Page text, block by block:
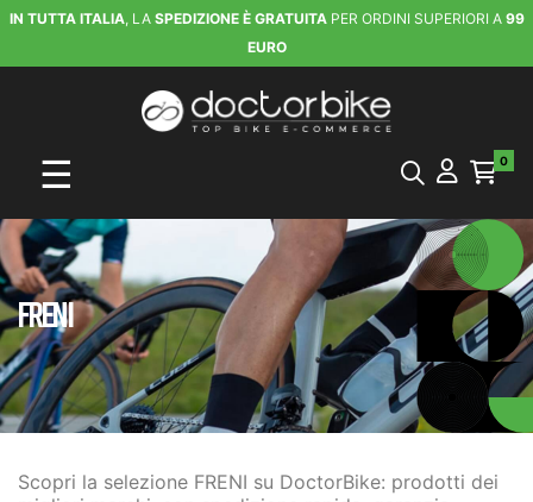
IN TUTTA ITALIA, LA SPEDIZIONE È GRATUITAPER ORDINI SUPERIORI A 99
EURO
navigazione Toggle
☰ 0
FRENI
Scopri la selezione FRENI su DoctorBike: prodotti dei